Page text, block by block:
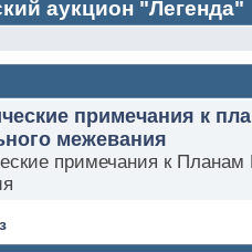
аукцион "Легенда"
примечания к
межевания
примечания к Планам